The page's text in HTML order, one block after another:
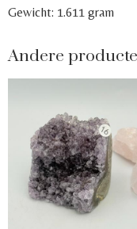
Gewicht: 1.611 gram
Andere